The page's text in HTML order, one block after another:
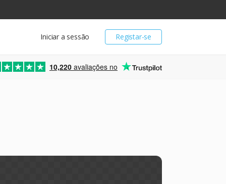
Registar-se
Iniciar a sessão
10,220 avaliações no